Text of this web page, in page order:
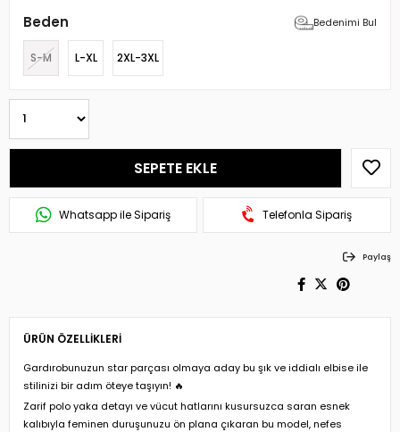
Beden Bedenimi Bul
S-M L-XL 2XL-3XL
Whatsapp ile Sipariş Telefonla Sipariş
Paylaş
ÜRÜN ÖZELLIKLERI
Gardırobunuzun star parçası olmaya aday bu şık ve iddialı elbise ile
stilinizi bir adım öteye taşıyın! 🔥
Zarif polo yaka detayı ve vücut hatlarını kusursuzca saran esnek
kalıbıyla feminen duruşunuzu ön plana çıkaran bu model, nefes